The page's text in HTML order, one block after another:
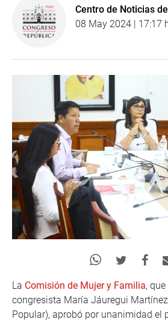
Centro de Noticias
08 May 2024 | 17:17
La Comisión de Mujer y Familia,
congresista María Jáuregui
Popular), aprobó por unanimidad el